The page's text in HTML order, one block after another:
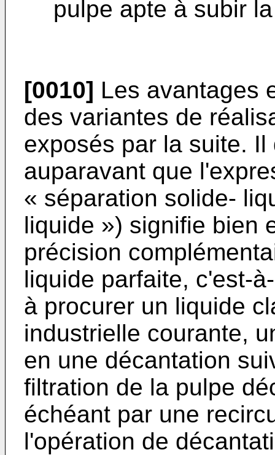
pulpe apte à subir
[0010] Les avantages
des variantes de
exposés par la suite.
auparavant que
« séparation solide-
liquide ») signifie bien
précision
liquide parfaite, c'est-
à procurer un liquide
industrielle courante,
en une décantation
filtration de la pulpe
échéant par une
l'opération de